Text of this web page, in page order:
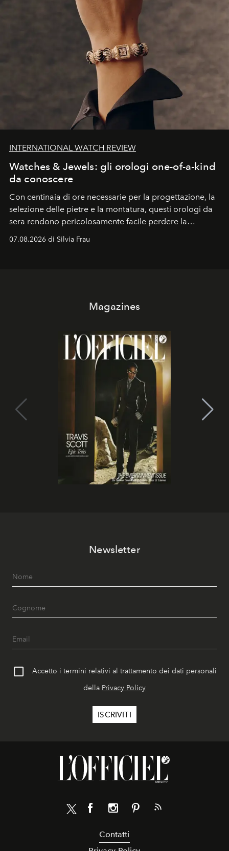
INTERNATIONAL WATCH REVIEW
Watches & Jewels: gli orologi one-of-a-kind
da conoscere
Con centinaia di ore necessarie per la progettazione, la
selezione delle pietre e la montatura, questi orologi da
sera rendono pericolosamente facile perdere la
cognizione del tempo. Ma con quadranti così
07.08.2026 di Silvia Frau
Magazines
Newsletter
Accetto i termini relativi al trattamento dei dati personali
della Privacy Policy
Contatti